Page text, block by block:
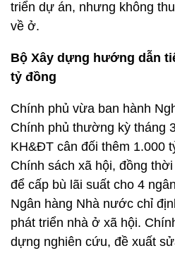
triển dự án, nhưng không
về ở.
Bộ Xây dựng hướng dẫn
tỷ đồng
Chính phủ vừa ban hành
Chính phủ thường kỳ tháng
KH&ĐT cân đối thêm 1.000
Chính sách xã hội, đồng
để cấp bù lãi suất cho 4
Ngân hàng Nhà nước chỉ
phát triển nhà ở xã hội.
dựng nghiên cứu, đề xuất